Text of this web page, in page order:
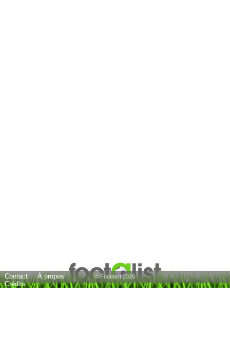
Contact
À propos
Crédits
© Footalist 2026